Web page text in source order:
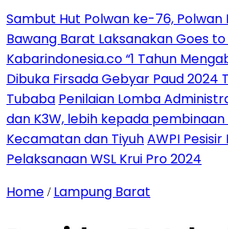
Sambut Hut Polwan ke-76, Polwan
Bawang Barat Laksanakan Goes
Kabarindonesia.co “1 Tahun
Dibuka Firsada Gebyar Paud 2024
Tubaba Penilaian Lomba
dan K3W, lebih kepada pembinaan
Kecamatan dan TiyuhAWPI
Pelaksanaan WSL Krui Pro 2024
Home / Lampung Barat